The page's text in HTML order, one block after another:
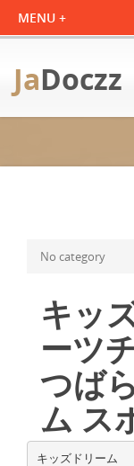
JaDoczz
No category
キッ
ーツ
つば
ム ス
キッズドリーム